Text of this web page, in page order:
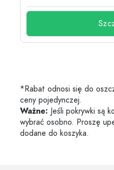
*Rabat odnosi się do
ceny pojedynczej.
Ważne: Jeśli pokrywki są
wybrać osobno. Proszę
dodane do koszyka.